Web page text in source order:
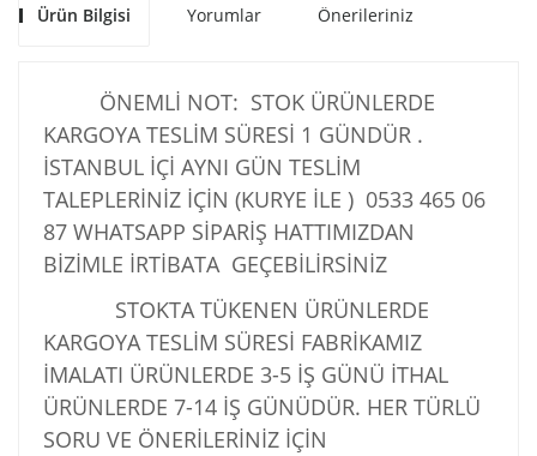
Ürün Bilgisi Yorumlar Önerileriniz
ÖNEMLİ NOT: STOK ÜRÜNLERDE
KARGOYA TESLİM SÜRESİ 1 GÜNDÜR .
İSTANBUL İÇİ AYNI GÜN TESLİM
TALEPLERİNİZ İÇİN (KURYE İLE ) 0533 465 06
87 WHATSAPP SİPARİŞ HATTIMIZDAN
BİZİMLE İRTİBATA GEÇEBİLİRSİNİZ
STOKTA TÜKENEN ÜRÜNLERDE
KARGOYA TESLİM SÜRESİ FABRİKAMIZ
İMALATI ÜRÜNLERDE 3-5 İŞ GÜNÜ İTHAL
ÜRÜNLERDE 7-14 İŞ GÜNÜDÜR. HER TÜRLÜ
SORU VE ÖNERİLERİNİZ İÇİN